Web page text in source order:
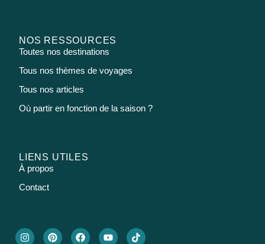
NOS RESSOURCES
Toutes nos destinations
Tous nos thèmes de voyages
Tous nos articles
Où partir en fonction de la saison ?
LIENS UTILES
À propos
Contact